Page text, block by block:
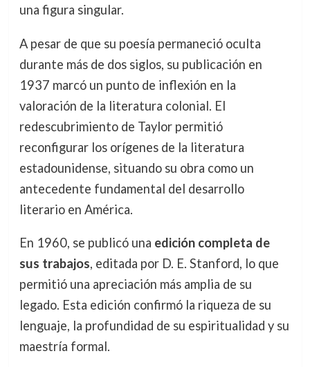
una figura singular.
A pesar de que su poesía permaneció oculta
durante más de dos siglos, su publicación en
1937 marcó un punto de inflexión en la
valoración de la literatura colonial. El
redescubrimiento de Taylor permitió
reconfigurar los orígenes de la literatura
estadounidense, situando su obra como un
antecedente fundamental del desarrollo
literario en América.
En 1960, se publicó una edición completa de
sus trabajos, editada por D. E. Stanford, lo que
permitió una apreciación más amplia de su
legado. Esta edición confirmó la riqueza de su
lenguaje, la profundidad de su espiritualidad y su
maestría formal.